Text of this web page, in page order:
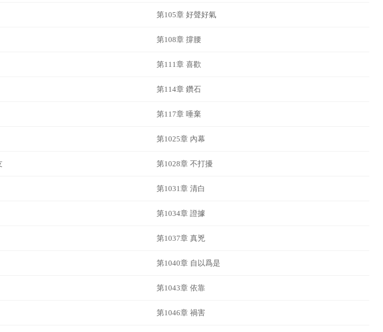
第105章 好聲好氣
第108章 撐腰
第111章 喜歡
第114章 鑽石
第117章 唾棄
第1025章 內幕
第1028章 不打擾
第1031章 清白
第1034章 證據
第1037章 真兇
第1040章 自以爲是
第1043章 依靠
第1046章 禍害